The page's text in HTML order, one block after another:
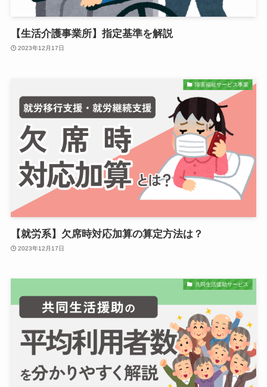
【生活介護事業所】指定基準を解説
2023年12月17日
障害福祉サービス事業
【就労系】欠席時対応加算の算定方法は？
2023年12月17日
共同生活援助サービス